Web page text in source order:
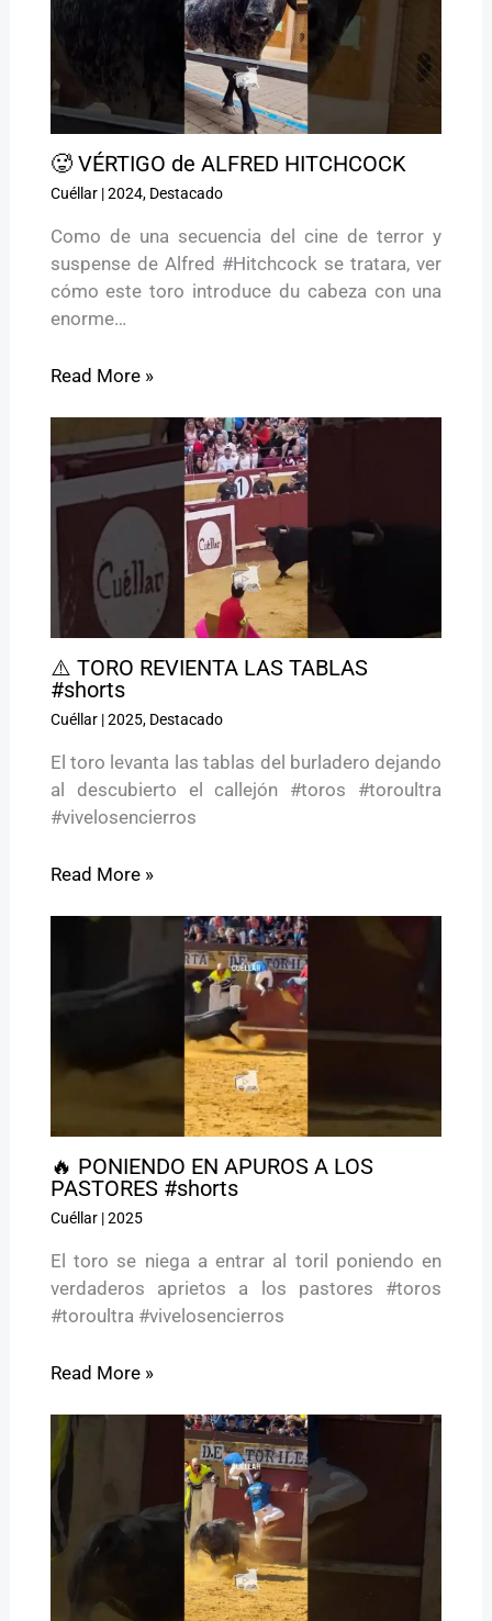
🥵 VÉRTIGO de ALFRED HITCHCOCK
Cuéllar|2024, Destacado
Como de una secuencia del cine de terror y
suspense de Alfred #Hitchcock se tratara, ver
cómo este toro introduce du cabeza con una
enorme…
Read More »
⚠️ TORO REVIENTA LAS TABLAS
#shorts
Cuéllar|2025, Destacado
El toro levanta las tablas del burladero dejando
al descubierto el callejón #toros #toroultra
#vivelosencierros
Read More »
🔥 PONIENDO EN APUROS A LOS
PASTORES #shorts
Cuéllar|2025
El toro se niega a entrar al toril poniendo en
verdaderos aprietos a los pastores #toros
#toroultra #vivelosencierros
Read More »